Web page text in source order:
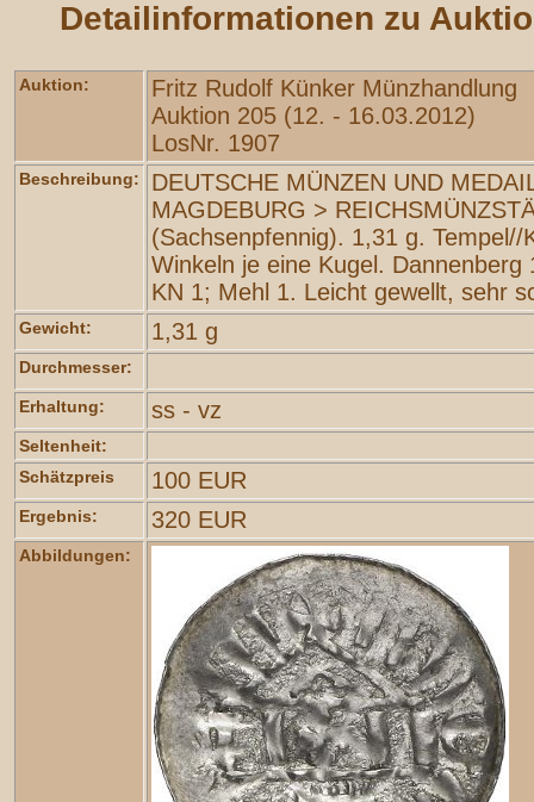
Detailinformationen zu
Auktion:
Fritz Rudolf Künker Münzhandlung
Auktion 205 (12. - 16.03.2012)
LosNr. 1907
Beschreibung:
DEUTSCHE MÜNZEN UND
MAGDEBURG >
(Sachsenpfennig). 1,31 g. Tempel//
Winkeln je eine Kugel. Dannenberg
KN 1; Mehl 1. Leicht gewellt, sehr
Gewicht: 1,31 g
Durchmesser:
Erhaltung: ss - vz
Seltenheit:
Schätzpreis
100 EUR
Ergebnis: 320 EUR
Abbildungen: